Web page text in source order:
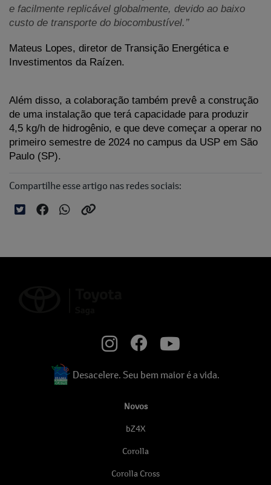
e facilmente replicável globalmente, devido ao baixo
custo de transporte do biocombustível.’’
Mateus Lopes, diretor de Transição Energética e
Investimentos da Raízen.
Além disso, a colaboração também prevê a construção
de uma instalação que terá capacidade para produzir
4,5 kg/h de hidrogênio, e que deve começar a operar no
primeiro semestre de 2024 no campus da USP em São
Paulo (SP).
Compartilhe esse artigo nas redes sociais:
Desacelere. Seu bem maior é a vida.
Novos
bZ4X
Corolla
Corolla Cross